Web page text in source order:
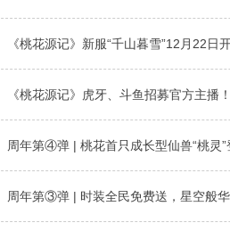
《桃花源记》新服“千山暮雪”12月22日
《桃花源记》虎牙、斗鱼招募官方主
周年第④弹 | 桃花首只成长型仙兽“桃灵”
周年第③弹 | 时装全民免费送，星空般